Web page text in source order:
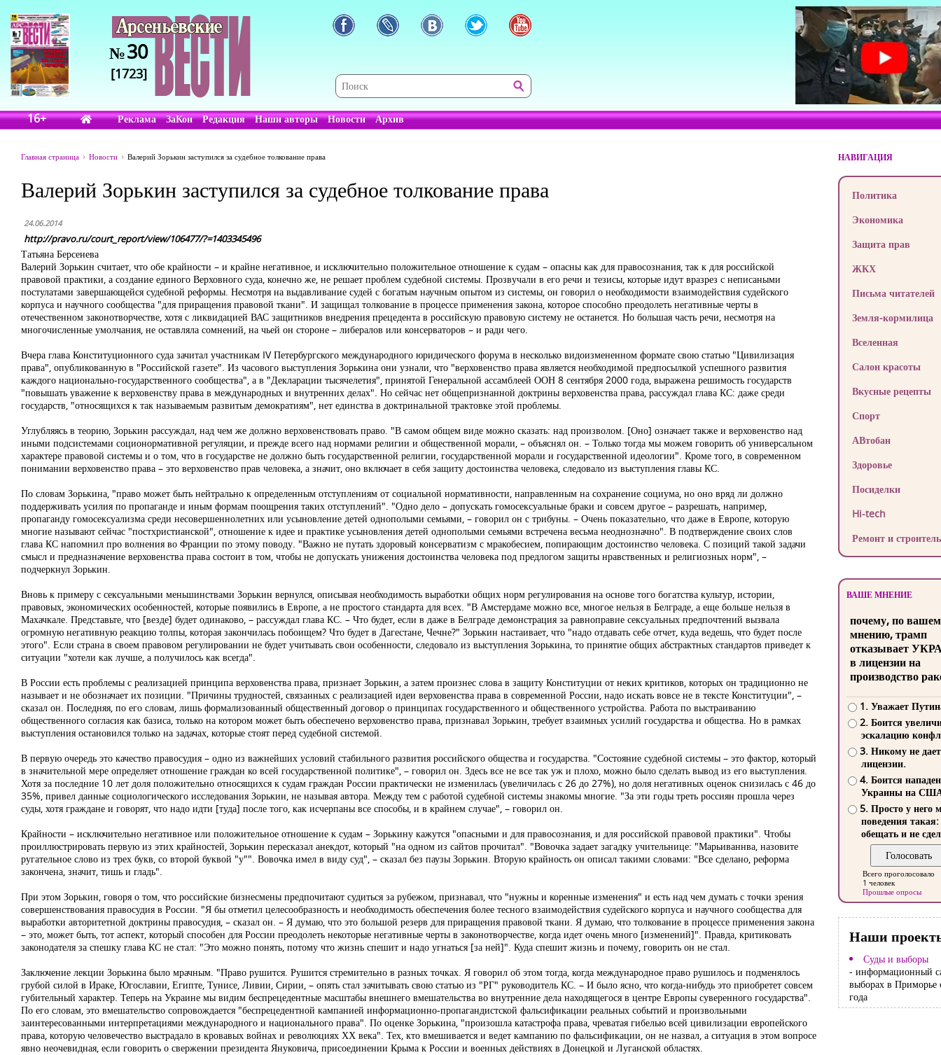
№30
[1723]
16+ Реклама ЗаКон Редакция Наши авторы Новости Архив
Главная страница Новости Валерий Зорькин заступился за судебное толкование права
Валерий Зорькин заступился за судебное толкование права
24.06.2014
http://pravo.ru/court_report/view/106477/?=1403345496
Татьяна Берсенева
Валерий Зорькин считает, что обе крайности – и крайне негативное, и исключительно положительное отношение к судам – опасны как для правосознания, так к для российской
правовой практики, а создание единого Верховного суда, конечно же, не решает проблем судебной системы. Прозвучали в его речи и тезисы, которые идут вразрез с неписаными
постулатами завершающейся судебной реформы. Несмотря на выдавливание судей с богатым научным опытом из системы, он говорил о необходимости взаимодействия судейского
корпуса и научного сообщества "для приращения правовой ткани". И защищал толкование в процессе применения закона, которое способно преодолеть негативные черты в
отечественном законотворчестве, хотя с ликвидацией ВАС защитников внедрения прецедента в российскую правовую систему не останется. Но большая часть речи, несмотря на
многочисленные умолчания, не оставляла сомнений, на чьей он стороне – либералов или консерваторов – и ради чего.
Вчера глава Конституционного суда зачитал участникам IV Петербургского международного юридического форума в несколько видоизмененном формате свою статью "Цивилизация
права", опубликованную в "Российской газете". Из часового выступления Зорькина они узнали, что "верховенство права является необходимой предпосылкой успешного развития
каждого национально-государственного сообщества", а в "Декларации тысячелетия", принятой Генеральной ассамблеей ООН 8 сентября 2000 года, выражена решимость государств
"повышать уважение к верховенству права в международных и внутренних делах". Но сейчас нет общепризнанной доктрины верховенства права, рассуждал глава КС: даже среди
государств, "относящихся к так называемым развитым демократиям", нет единства в доктринальной трактовке этой проблемы.
Углубляясь в теорию, Зорькин рассуждал, над чем же должно верховенствовать право. "В самом общем виде можно сказать: над произволом. [Оно] означает также и верховенство над
иными подсистемами соционормативной регуляции, и прежде всего над нормами религии и общественной морали, – объяснял он. – Только тогда мы можем говорить об универсальном
характере правовой системы и о том, что в государстве не должно быть государственной религии, государственной морали и государственной идеологии". Кроме того, в современном
понимании верховенство права – это верховенство прав человека, а значит, оно включает в себя защиту достоинства человека, следовало из выступления главы КС.
По словам Зорькина, "право может быть нейтрально к определенным отступлениям от социальной нормативности, направленным на сохранение социума, но оно вряд ли должно
поддерживать усилия по пропаганде и иным формам поощрения таких отступлений". "Одно дело – допускать гомосексуальные браки и совсем другое – разрешать, например,
пропаганду гомосексуализма среди несовершеннолетних или усыновление детей однополыми семьями, – говорил он с трибуны. – Очень показательно, что даже в Европе, которую
многие называют сейчас "постхристианской", отношение к идее и практике усыновления детей однополыми семьями встречена весьма неоднозначно". В подтверждение своих слов
глава КС напомнил про волнения во Франции по этому поводу. "Важно не путать здоровый консерватизм с мракобесием, попирающим достоинство человека. С позиций такой задачи
смысл и предназначение верховенства права состоит в том, чтобы не допускать унижения достоинства человека под предлогом защиты нравственных и религиозных норм", –
подчеркнул Зорькин.
Вновь к примеру с сексуальными меньшинствами Зорькин вернулся, описывая необходимость выработки общих норм регулирования на основе того богатства культур, истории,
правовых, экономических особенностей, которые появились в Европе, а не простого стандарта для всех. "В Амстердаме можно все, многое нельзя в Белграде, а еще больше нельзя в
Махачкале. Представьте, что [везде] будет одинаково, – рассуждал глава КС. – Что будет, если в даже в Белграде демонстрация за равноправие сексуальных предпочтений вызвала
огромную негативную реакцию толпы, которая закончилась побоищем? Что будет в Дагестане, Чечне?" Зорькин настаивает, что "надо отдавать себе отчет, куда ведешь, что будет после
этого". Если страна в своем правовом регулировании не будет учитывать свои особенности, следовало из выступления Зорькина, то принятие общих абстрактных стандартов приведет к
ситуации "хотели как лучше, а получилось как всегда".
В России есть проблемы с реализацией принципа верховенства права, признает Зорькин, а затем произнес слова в защиту Конституции от неких критиков, которых он традиционно не
называет и не обозначает их позиции. "Причины трудностей, связанных с реализацией идеи верховенства права в современной России, надо искать вовсе не в тексте Конституции", –
сказал он. Последняя, по его словам, лишь формализованный общественный договор о принципах государственного и общественного устройства. Работа по выстраиванию
общественного согласия как базиса, только на котором может быть обеспечено верховенство права, признавал Зорькин, требует взаимных усилий государства и общества. Но в рамках
выступления остановился только на задачах, которые стоят перед судебной системой.
В первую очередь это качество правосудия – одно из важнейших условий стабильного развития российского общества и государства. "Состояние судебной системы – это фактор, который
в значительной мере определяет отношение граждан ко всей государственной политике", – говорил он. Здесь все не все так уж и плохо, можно было сделать вывод из его выступления.
Хотя за последние 10 лет доля положительно относящихся к судам граждан России практически не изменилась (увеличилась с 26 до 27%), но доля негативных оценок снизилась с 46 до
35%, привел данные социологического исследования Зорькин, не называя автора. Между тем с работой судебной системы знакомы многие. "За эти годы треть россиян прошла через
суды, хотя граждане и говорят, что надо идти [туда] после того, как исчерпаны все способы, и в крайнем случае", – говорил он.
Крайности – исключительно негативное или положительное отношение к судам – Зорькину кажутся "опасными и для правосознания, и для российской правовой практики". Чтобы
проиллюстрировать первую из этих крайностей, Зорькин пересказал анекдот, который "на одном из сайтов прочитал". "Вовочка задает загадку учительнице: "Марьиваннва, назовите
ругательное слово из трех букв, со второй буквой "у"". Вовочка имел в виду суд", – сказал без паузы Зорькин. Вторую крайность он описал такими словами: "Все сделано, реформа
закончена, значит, тишь и гладь".
При этом Зорькин, говоря о том, что российские бизнесмены предпочитают судиться за рубежом, признавал, что "нужны и коренные изменения" и есть над чем думать с точки зрения
совершенствования правосудия в России. "Я бы отметил целесообразность и необходимость обеспечения более тесного взаимодействия судейского корпуса и научного сообщества для
выработки авторитетной доктрины правосудия, – сказал он. – Я думаю, что это большой резерв для приращения правовой ткани. Я думаю, что толкование в процессе применения закона
– это, может быть, тот аспект, который способен для России преодолеть некоторые негативные черты в законотворчестве, когда идет очень много [изменений]". Правда, критиковать
законодателя за спешку глава КС не стал: "Это можно понять, потому что жизнь спешит и надо угнаться [за ней]". Куда спешит жизнь и почему, говорить он не стал.
Заключение лекции Зорькина было мрачным. "Право рушится. Рушится стремительно в разных точках. Я говорил об этом тогда, когда международное право рушилось и подменялось
грубой силой в Ираке, Югославии, Египте, Тунисе, Ливии, Сирии, – опять стал зачитывать свою статью из "РГ" руководитель КС. – И было ясно, что когда-нибудь это приобретет совсем
губительный характер. Теперь на Украине мы видим беспрецедентные масштабы внешнего вмешательства во внутренние дела находящегося в центре Европы суверенного государства".
По его словам, это вмешательство сопровождается "беспрецедентной кампанией информационно-пропагандистской фальсификации реальных событий и произвольными
заинтересованными интерпретациями международного и национального права". По оценке Зорькина, "произошла катастрофа права, чреватая гибелью всей цивилизации европейского
права, которую человечество выстрадало в кровавых войнах и революциях ХХ века". Тех, кто вмешивается и ведет кампанию по фальсификации, он не назвал, а ситуация в этом вопросе
явно неочевидная, если говорить о свержении президента Януковича, присоединении Крыма к России и военных действиях в Донецкой и Луганской областях.
НАВИГАЦИЯ
Политика
Экономика
Защита прав
ЖКХ
Письма читателей
Земля-кормилица
Вселенная
Салон красоты
Вкусные рецепты
Спорт
АВтобан
Здоровье
Посиделки
Hi-tech
Ремонт и
ВАШЕ МНЕНИЕ
почему, по
мнению, трамп
отказывает
в лицензии на
производство
1. Уважает
2. Боится
эскалацию
3. Никому не
лицензии.
4. Боится
Украины на
5. Просто у него
поведения такая:
обещать и не
Всего проголосовало
1 человек
Прошлые опросы
Наши
Суды и выборы
- информационный
выборах в Приморье
года